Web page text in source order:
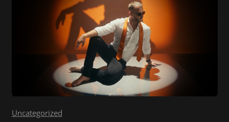
Uncategorized